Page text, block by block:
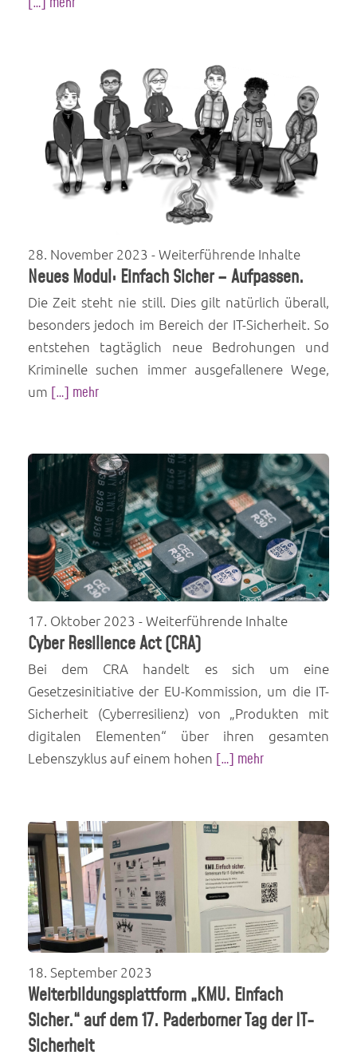
28. November 2023 - Weiterführende Inhalte
Neues Modul: Einfach Sicher – Aufpassen.
Die Zeit steht nie still. Dies gilt natürlich überall,
besonders jedoch im Bereich der IT-Sicherheit. So
entstehen tagtäglich neue Bedrohungen und
Kriminelle suchen immer ausgefallenere Wege,
um […] mehr
17. Oktober 2023 - Weiterführende Inhalte
Cyber Resilience Act (CRA)
Bei dem CRA handelt es sich um eine
Gesetzesinitiative der EU-Kommission, um die IT-
Sicherheit (Cyberresilienz) von „Produkten mit
digitalen Elementen“ über ihren gesamten
Lebenszyklus auf einem hohen […] mehr
18. September 2023
Weiterbildungsplattform „KMU. Einfach
Sicher.“ auf dem 17. Paderborner Tag der IT-
Sicherheit